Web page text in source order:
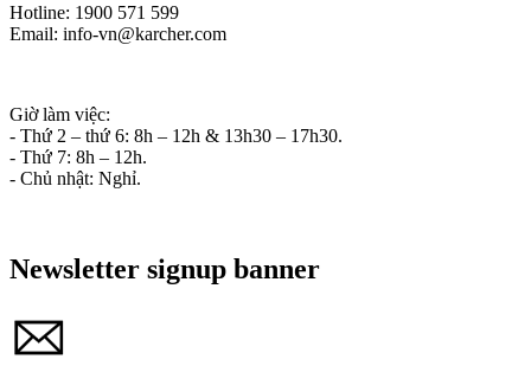
Hotline: 1900 571 599
Email: info-vn@karcher.com
Giờ làm việc:
- Thứ 2 – thứ 6: 8h – 12h & 13h30 – 17h30.
- Thứ 7: 8h – 12h.
- Chủ nhật: Nghỉ.
Newsletter signup banner